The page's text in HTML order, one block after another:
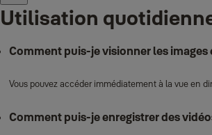
Utilisation
Comment puis‑je visionner les
Vous pouvez accéder immédiatement à la vue en
Comment puis‑je enregistrer des